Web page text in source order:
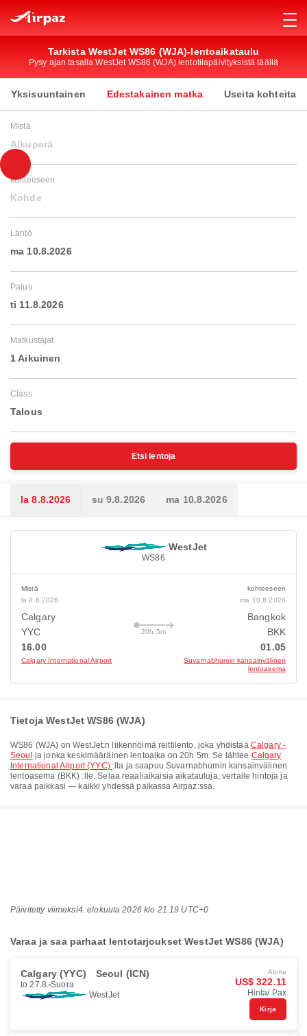
Tarkista WestJet WS86 (WJA)-lentoaikataulu
Pysy ajan tasalla WestJet WS86 (WJA) lentotilapäivityksistä täällä
Yksisuuntainen Edestakainen matka Useita kohteita
Mistä
Alkuperä
kohteeseen
Kohde
Lähtö
ma 10.8.2026
Paluu
ti 11.8.2026
Matkustajat
1 Aikuinen
Class
Talous
Etsi lentoja
la 8.8.2026 su 9.8.2026 ma 10.8.2026
WestJet
WS86
Mistä
la 8.8.2026
Calgary
YYC
16.00
Calgary International Airport
20h 5m
kohteeseen
ma 10.8.2026
Bangkok
BKK
01.05
Suvarnabhumin kansainvälinen
lentoasema
Tietoja WestJet WS86 (WJA)
WS86 (WJA) on WestJet:n liikennöimä reittilento, joka yhdistää Calgary -
Seoul ja jonka keskimääräinen lentoaika on20h 5m. Se lähtee Calgary
International Airport (YYC) :lta ja saapuuSuvarnabhumin kansainvälinen
lentoasema (BKK) :lle. Selaa reaaliaikaisia aikatauluja, vertaile hintoja ja
varaa paikkasi — kaikki yhdessä paikassa Airpaz:ssa.
Päivitetty viimeksi4. elokuuta 2026 klo 21.19 UTC+0
Varaa ja saa parhaat lentotarjoukset WestJet WS86 (WJA)
Calgary (YYC) Seoul (ICN)
to 27.8. Suora
WestJet
Aloita
US$ 322.11
Hinta/ Pax
Kirja